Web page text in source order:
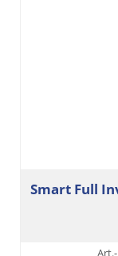
Smart Full